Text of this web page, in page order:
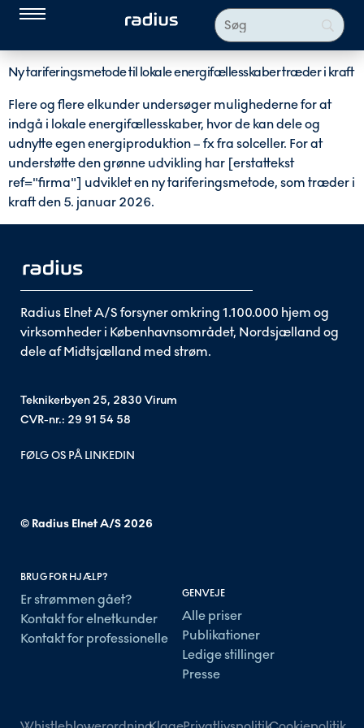
Ny tariferingsmetode til lokale energifællesskaber træder i kraft
Flere og flere elkunder undersøger mulighederne for at
indgå i lokale energifællesskaber, hvor de kan dele og
udnytte egen energiproduktion – fx fra solceller. For at
understøtte den grønne udvikling har [erstattekst
ref="firma"] udviklet en ny tariferingsmetode, som træder i
kraft den 5. januar 2026.
Radius Elnet A/S forsyner omkring 1.100.000 hjem og
virksomheder i Københavnsområdet, Nordsjælland og
dele af Midtsjælland med strøm.
Teknikerbyen 25, 2830 Virum
CVR-nr.: 29 91 54 58
FØLG OS PÅ LINKEDIN
© Radius Elnet A/S 2026
BRUG FOR HJÆLP?
Er strømmen gået?
Kontakt for elnetkunder
Kontakt for professionelle
GENVEJE
Alle priser
Publikationer
Ledige stillinger
Presse